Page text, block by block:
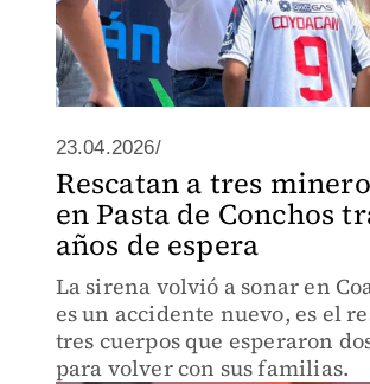
23.04.2026/
Rescatan a tres
en Pasta de Conchos
años de espera
La sirena volvió a sonar en
es un accidente nuevo, es el
tres cuerpos que esperaron
para volver con sus familias.